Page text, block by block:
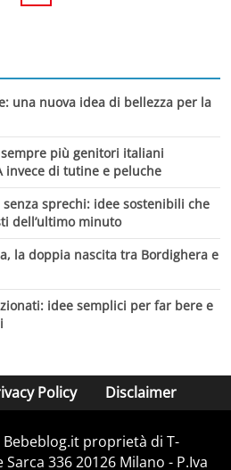
una nuova idea di bellezza per la
più genitori italiani
invece di tutine e peluche
sprechi: idee sostenibili che
dell’ultimo minuto
la doppia nascita tra Bordighera e
idee semplici per far bere e
Policy Disclaimer
proprietà di T-
336 20126 Milano - P.Iva